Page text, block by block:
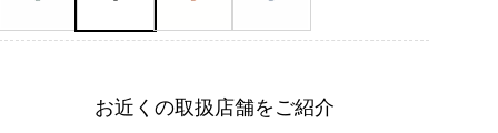
お近くの取扱店舗をご紹介